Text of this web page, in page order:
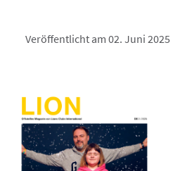
Veröffentlicht am 02. Juni 2025